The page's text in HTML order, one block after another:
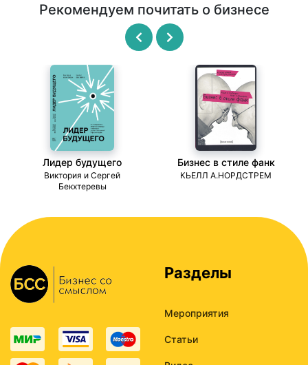
Рекомендуем почитать о бизнесе
Лидер будущего
Виктория и Сергей
Бекхтеревы
Бизнес в стиле фанк
КЬЕЛЛ А.НОРДСТРЕМ
Разделы
Мероприятия
Статьи